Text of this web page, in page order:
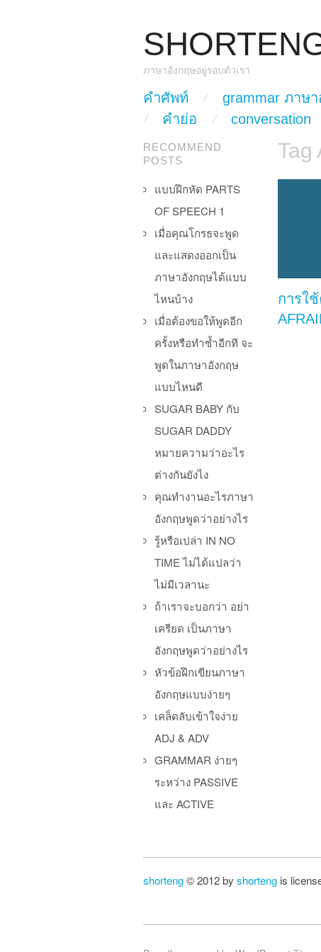
ภาษาอังกฤษอยู่รอบตัวเรา
Main Menu
skip to content
คำศัพท์ grammar ภาษ
คำย่อ
conversation
Tag
การใ
RECOMMEND
POSTS
แบบฝึกหัด PARTS
OF SPEECH 1
เมื่อคุณโกรธจะพูด
และแสดงออกเป็น
ภาษาอังกฤษได้แบบ
ไหนบ้าง
เมื่อต้องขอให้พูดอีก
ครั้งหรือทำซ้ำอีกที จะ
พูดในภาษาอังกฤษ
แบบไหนดี
SUGAR BABY กับ
SUGAR DADDY
หมายความว่าอะไร
ต่างกันยังไง
คุณทำงานอะไรภาษา
อังกฤษพูดว่าอย่างไร
รู้หรือเปล่า IN NO
TIME ไม่ได้แปลว่า
ไม่มีเวลานะ
ถ้าเราจะบอกว่า อย่า
เครียด เป็นภาษา
อังกฤษพูดว่าอย่างไร
หัวข้อฝึกเขียนภาษา
อังกฤษแบบง่ายๆ
เคล็ดลับเข้าใจง่าย
ADJ & ADV
GRAMMAR ง่ายๆ
ระหว่าง PASSIVE
และ ACTIVE
shorteng© 2012 by shorteng is